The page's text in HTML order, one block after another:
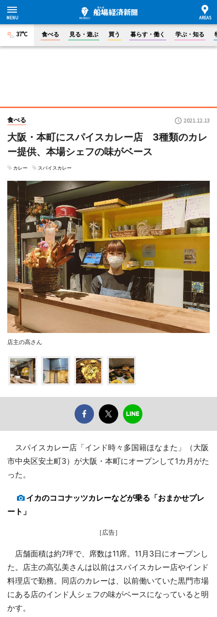
37°C 食べる 見る・遊ぶ 買う 暮らす・働く 学ぶ・知る
食べる 2021.12.13
大阪・本町にスパイスカレー店 3種類のカレ
ー提供、本場シェフの味がベース
カレー スパイスカレー
店主の高さん
スパイスカレー店「インド時々多国籍ほなまた」（大阪
市中央区安土町3）が大阪・本町にオープンして1カ月がた
った。
イカのココナッツカレーなどが乗る「おまかせプレ
ート」
［広告］
店舗面積は約7坪で、席数は11席。11月3日にオープンし
た。店主の高弘美さんは以前はスパイスカレー店やインド
料理店で勤務。同店のカレーは、以前働いていた黒門市場
にある店のインド人シェフの味がベースになっていると明
かす。